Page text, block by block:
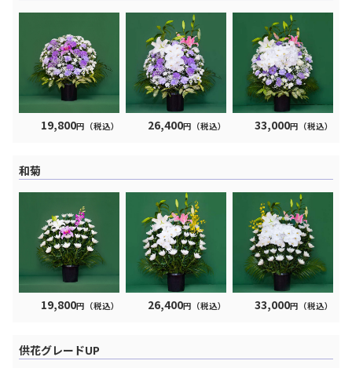
19,800円（税込） 26,400円（税込） 33,000円（税込）
和菊
19,800円（税込） 26,400円（税込） 33,000円（税込）
供花グレードUP